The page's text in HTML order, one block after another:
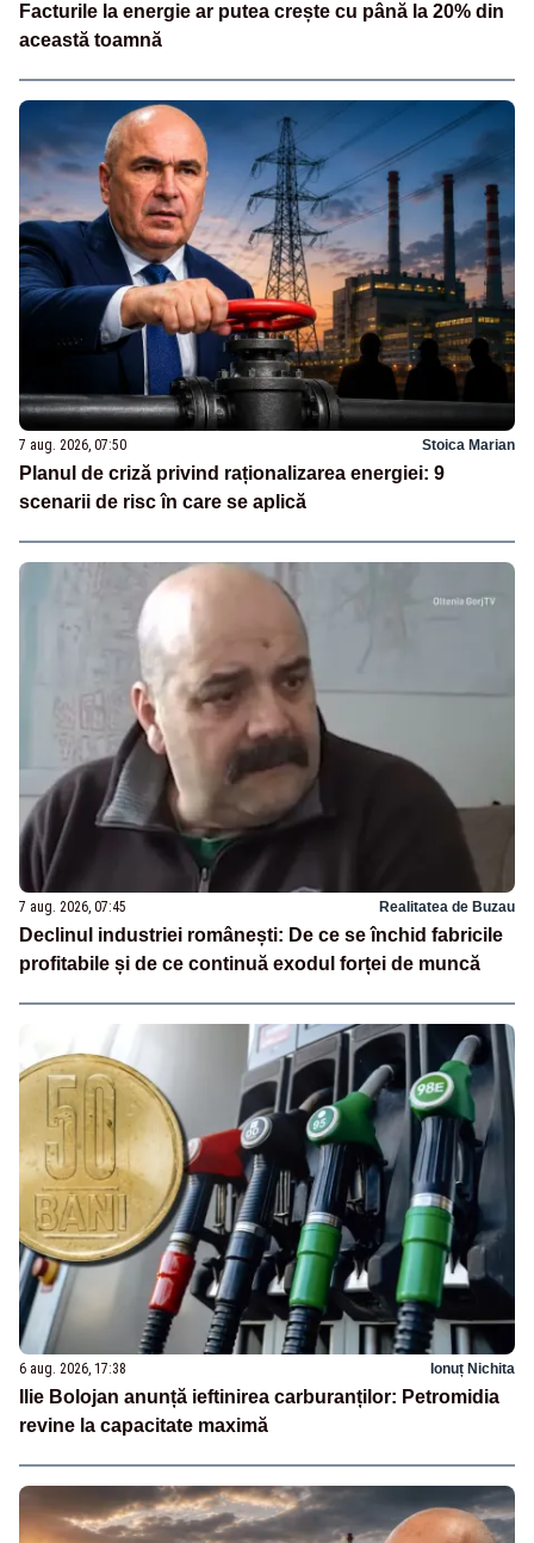
Facturile la energie ar putea crește cu până la 20% din
această toamnă
7 aug. 2026, 07:50 Stoica Marian
Planul de criză privind raționalizarea energiei: 9
scenarii de risc în care se aplică
7 aug. 2026, 07:45 Realitatea de Buzau
Declinul industriei românești: De ce se închid fabricile
profitabile și de ce continuă exodul forței de muncă
6 aug. 2026, 17:38 Ionuț Nichita
Ilie Bolojan anunță ieftinirea carburanților: Petromidia
revine la capacitate maximă